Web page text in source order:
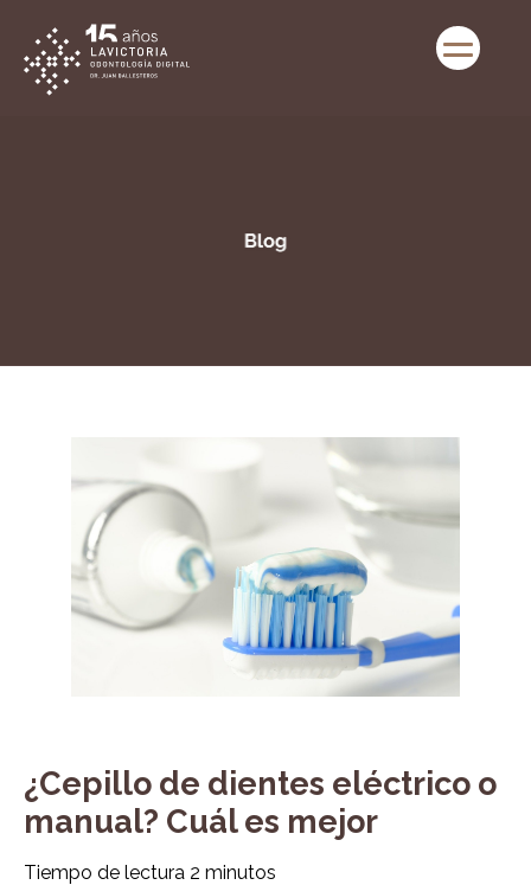
¿Cepillo de dientes eléctrico o
manual? Cuál es mejor
Tiempo de lectura 2 minutos